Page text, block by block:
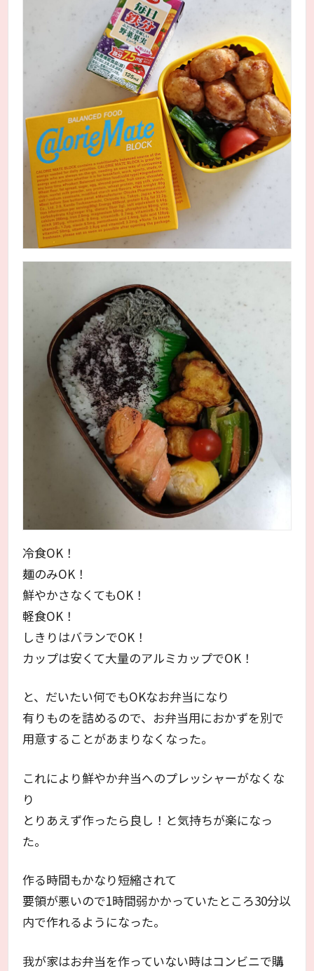
冷食OK！
麺のみOK！
鮮やかさなくてもOK！
軽食OK！
しきりはバランでOK！
カップは安くて大量のアルミカップでOK！
と、だいたい何でもOKなお弁当になり
有りものを詰めるので、お弁当用におかずを別で
用意することがあまりなくなった。
これにより鮮やか弁当へのプレッシャーがなくな
り
とりあえず作ったら良し！と気持ちが楽になっ
た。
作る時間もかなり短縮されて
要領が悪いので1時間弱かかっていたところ30分以
内で作れるようになった。
我が家はお弁当を作っていない時はコンビニで購